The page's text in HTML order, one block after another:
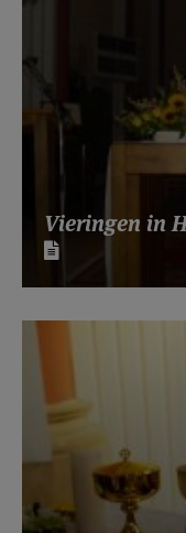
Vieringen in